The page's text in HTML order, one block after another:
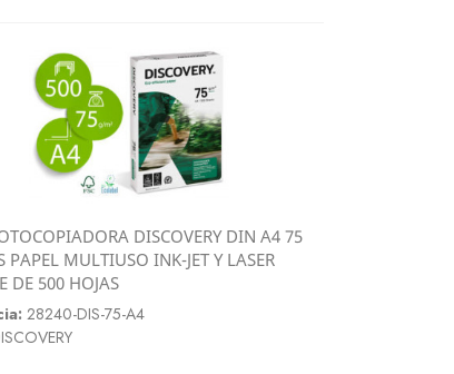
Vista rápida
DISCOVERY DIN A4 75
PAPEL MULTIUSO INK-JET Y LASER
DE 500 HOJAS
28240-DIS-75-A4